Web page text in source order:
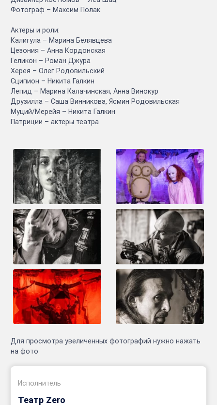
Фотограф – Максим Полак
Актеры и роли:
Калигула – Марина Белявцева
Цезония – Анна Кордонская
Геликон – Роман Джура
Херея – Олег Родовильский
Сципион – Никита Галкин
Лепид – Марина Калачинская, Анна Винокур
Друзилла – Саша Винникова, Ясмин Родовильская
Муций/Мерейя – Никита Галкин
Патриции – актеры театра
Для просмотра увеличенных фотографий нужно нажать
на фото
Исполнитель
Театр Zero